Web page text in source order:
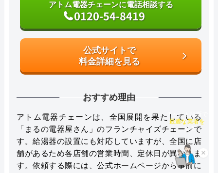
アトム電器チェーンに電話相談する
0120-54-8419
公式サイトで
料金詳細を見る
おすすめ理由
アトム電器チェーンは、全国展開を果たしている
「まるの電器屋さん」のフランチャイズチェーンで
す。給湯器の設置にも対応していますが、全国に店
舗があるため各店舗の営業時間、定休日が異なりま
す。依頼する際には、公式ホームページから事前に
×
チャット診断で
最適な業者を
ご提案